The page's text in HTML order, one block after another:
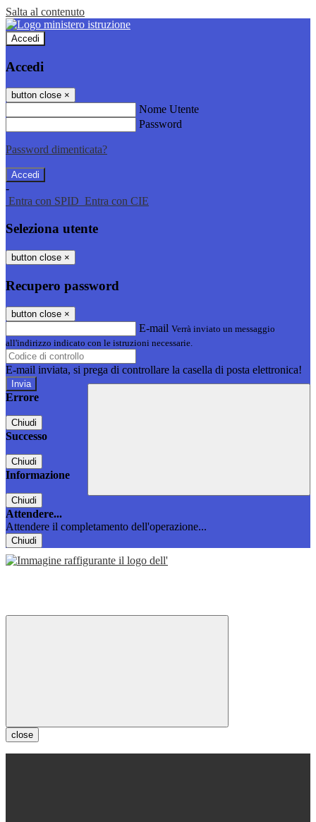
Salta al contenuto
Accedi
Accedi
button close ×
Nome Utente
Password
Password dimenticata?
-
Entra con SPID Entra con CIE
Seleziona utente
button close ×
Recupero password
button close ×
E-mail Verrà inviato un messaggio
all'indirizzo indicato con le istruzioni necessarie.
E-mail inviata, si prega di controllare la casella di posta elettronica!
Errore
Chiudi
Successo
Chiudi
Informazione
Chiudi
Attendere...
Attendere il completamento dell'operazione...
Chiudi
close